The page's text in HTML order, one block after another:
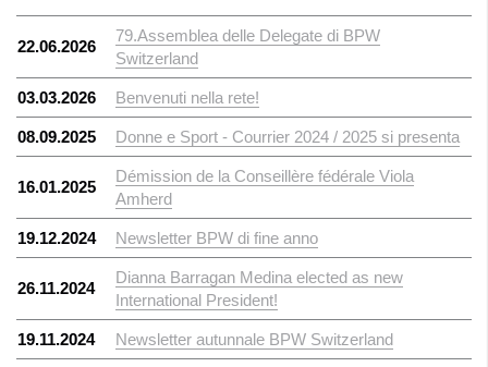
22.06.2026
79.Assemblea delle Delegate di BPW
Switzerland
03.03.2026 Benvenuti nella rete!
08.09.2025 Donne e Sport - Courrier 2024 / 2025 si presenta
16.01.2025
Démission de la Conseillère fédérale Viola
Amherd
19.12.2024 Newsletter BPW di fine anno
26.11.2024
Dianna Barragan Medina elected as new
International President!
19.11.2024 Newsletter autunnale BPW Switzerland